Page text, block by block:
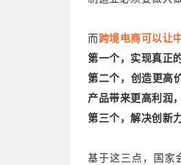
而跨境电商可以让
第一个，实现真正
第二个，创造更高
产品带来更高利润
第三个，解决创新
基于这三点，国家